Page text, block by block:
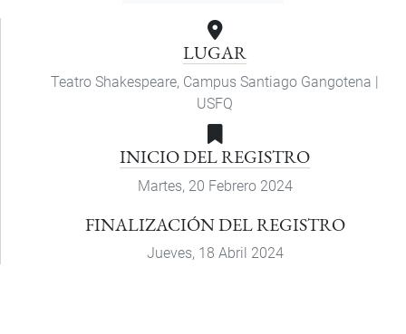
LUGAR
Teatro Shakespeare, Campus Santiago Gangotena |
USFQ
INICIO DEL REGISTRO
Martes, 20 Febrero 2024
FINALIZACIÓN DEL REGISTRO
Jueves, 18 Abril 2024